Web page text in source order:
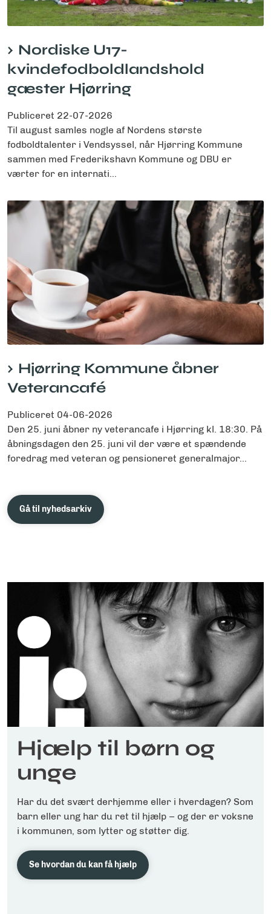
Nordiske U17-
kvindefodboldlandshold
gæster Hjørring
Publiceret 22-07-2026
Til august samles nogle af Nordens største
fodboldtalenter i Vendsyssel, når Hjørring Kommune
sammen med Frederikshavn Kommune og DBU er
værter for en internati...
Hjørring Kommune åbner
Veterancafé
Publiceret 04-06-2026
Den 25. juni åbner ny veterancafe i Hjørring kl. 18:30. På
åbningsdagen den 25. juni vil der være et spændende
foredrag med veteran og pensioneret generalmajor...
Gå til nyhedsarkiv
Hjælp til børn og
unge
Har du det svært derhjemme eller i hverdagen? Som
barn eller ung har du ret til hjælp – og der er voksne
i kommunen, som lytter og støtter dig.
Se hvordan du kan få hjælp